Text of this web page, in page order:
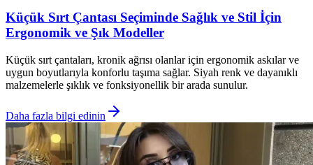
Küçük Sırt Çantası Seçiminde Sağlık ve Stil İçin
Ergonomik ve Şık Modeller
Küçük sırt çantaları, kronik ağrısı olanlar için ergonomik askılar ve
uygun boyutlarıyla konforlu taşıma sağlar. Siyah renk ve dayanıklı
malzemelerle şıklık ve fonksiyonellik bir arada sunulur.
Daha fazla bilgi edinin